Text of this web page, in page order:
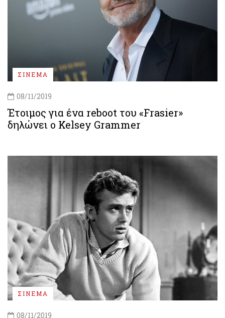
ΣΙΝΕΜΑ
08/11/2019
Έτοιμος για ένα reboot του «Frasier»
δηλώνει ο Kelsey Grammer
ΣΙΝΕΜΑ
08/11/2019